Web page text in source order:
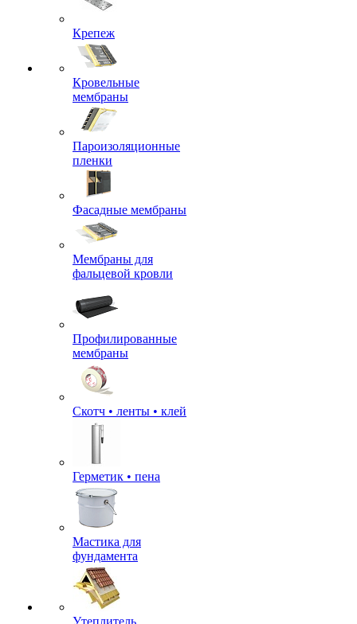
Крепеж
Кровельные
мембраны
Пароизоляционные
пленки
Фасадные мембраны
Мембраны для
фальцевой кровли
Профилированные
мембраны
Скотч • ленты • клей
Герметик • пена
Мастика для
фундамента
Утеплитель